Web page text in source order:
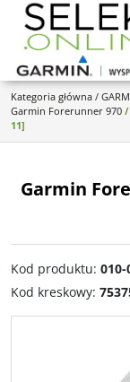
Kategoria główna /
Garmin Forerunner 970 /
11]
Garmin
Kod produktu: 010-
Kod kreskowy: